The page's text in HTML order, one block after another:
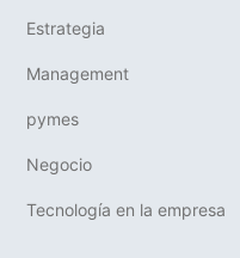
Estrategia
Management
pymes
Negocio
Tecnología en la empresa